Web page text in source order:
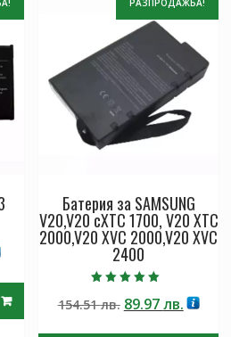
лв..
РАЗПРОДАЖБА!
Батерия за SAMSUNG
V20,V20 cXTC 1700, V20 XTC
2000,V20 XVC 2000,V20 XVC
2400
5.00
от 5
154.51лв. Original
89.97лв.